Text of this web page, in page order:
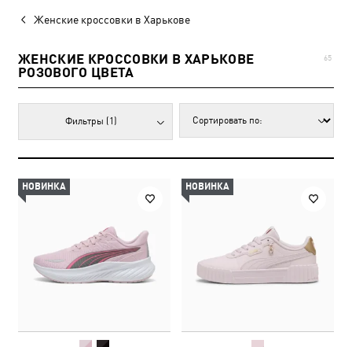
Женские кроссовки в Харькове
ЖЕНСКИЕ КРОССОВКИ В ХАРЬКОВЕ
РОЗОВОГО ЦВЕТА
65
Фильтры (1)
НОВИНКА НОВИНКА